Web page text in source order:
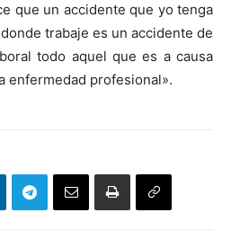
que un accidente que yo tenga
trabaje es un accidente de
todo aquel que es a causa
enfermedad profesional».